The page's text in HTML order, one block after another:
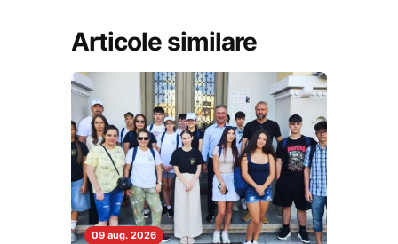
Articole similare
09 aug. 2026